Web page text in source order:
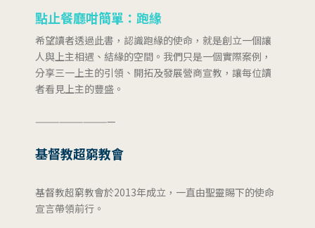
點止餐廳咁簡單：跑緣
希望讀者透過此書，認識跑緣的使命，就是創立一個讓
人與上主相遇、結緣的空間。我們只是一個實際案例，
分享三一上主的引領、開拓及發展營商宣教，讓每位讀
者看見上主的豐盛。
——————————
基督教超窮教會
基督教超窮教會於2013年成立，一直由聖靈賜下的使命
宣言帶領前行。